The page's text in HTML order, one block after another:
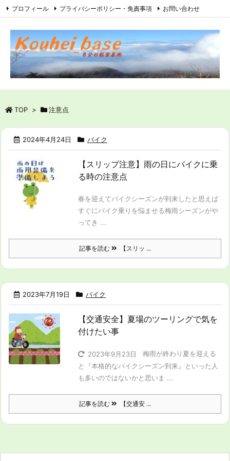
プロフィール プライバシーポリシー・免責事項 お問い合わせ
TOP > 注意点
2024年4月24日 バイク
【スリップ注意】雨の日にバイクに乗
る時の注意点
春を迎えてバイクシーズンが到来したと思えば
すぐにバイク乗りを悩ませる梅雨シーズンがや
ってき ...
記事を読む 【スリッ ...
2023年7月19日 バイク
【交通安全】夏場のツーリングで気を
付けたい事
2023年9月23日
梅雨が終わり夏を迎える
と『本格的なバイクシーズン到来』といった人
も多いのではないかと思いま ...
記事を読む 【交通安 ...